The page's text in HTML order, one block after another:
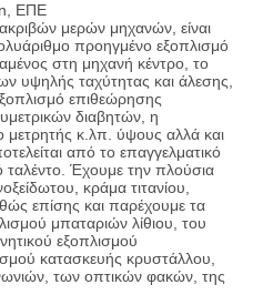
ΕΠΕ
μερών μηχανών, είναι
προηγμένο εξοπλισμό
στη μηχανή κέντρο, το
υψηλής ταχύτητας και άλεσης,
επιθεώρησης
διαβητών, η
μετρητής κ.λπ. ύψους αλλά και
από το επαγγελματικό
ταλέντο. Έχουμε την πλούσια
κράμα τιτανίου,
επίσης και παρέχουμε τα
μπαταριών λίθιου, του
εξοπλισμού
κατασκευής κρυστάλλου,
των οπτικών φακών, της